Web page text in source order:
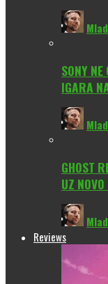
SONY
IGARA
GHOST
UZ
Reviews